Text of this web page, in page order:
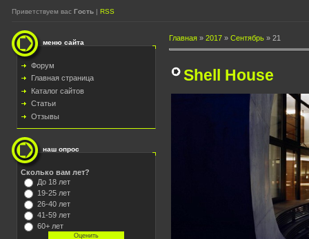
Приветствуем вас Гость | RSS
меню сайта
Форум
Главная страница
Каталог сайтов
Статьи
Отзывы
наш опрос
Сколько вам лет?
До 18 лет
19-25 лет
26-40 лет
41-59 лет
60+ лет
Главная » 2017 » Сентябрь » 21
Shell House